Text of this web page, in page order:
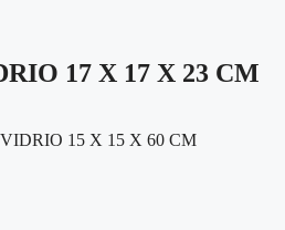
17 X 17 X 23 CM